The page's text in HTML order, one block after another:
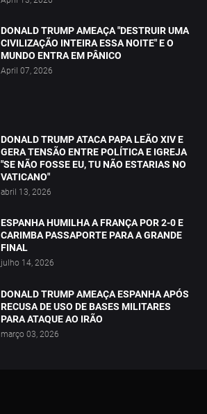
DONALD TRUMP AMEAÇA "DESTRUIR UMA
CIVILIZAÇÃO INTEIRA ESSA NOITE" E O
MUNDO ENTRA EM PÂNICO
April 07, 2026
DONALD TRUMP ATACA PAPA LEÃO XIV E
GERA TENSÃO ENTRE POLÍTICA E IGREJA
"SE NÃO FOSSE EU, TU NÃO ESTARIAS NO
VATICANO"
abril 13, 2026
ESPANHA HUMILHA A FRANÇA POR 2-0 E
CARIMBA PASSAPORTE PARA A GRANDE
FINAL
julho 14, 2026
DONALD TRUMP AMEAÇA ESPANHA APÓS
RECUSA DE USO DE BASES MILITARES
PARA ATAQUE AO IRÃO
março 03, 2026